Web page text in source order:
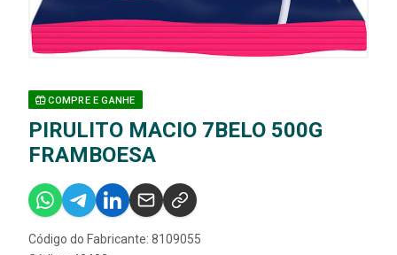
COMPRE E GANHE
PIRULITO MACIO 7BELO 500G
FRAMBOESA
Código do Fabricante: 8109055